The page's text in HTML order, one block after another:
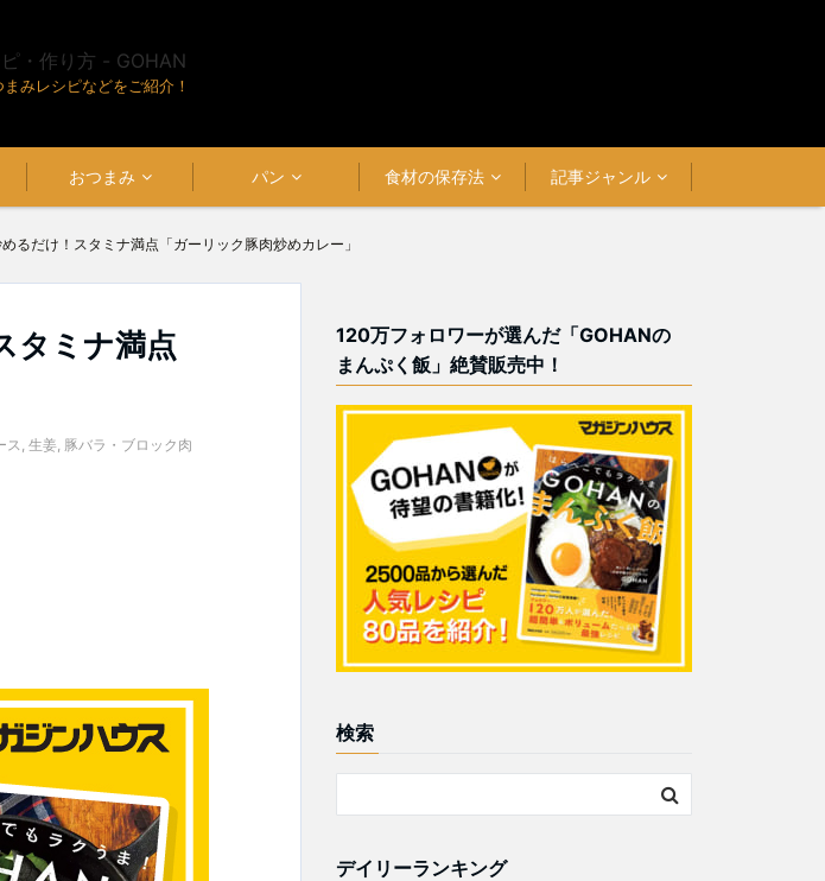
みレシピなどをご紹介！
おつまみ パン 食材の保存法 記事ジャンル
るだけ！スタミナ満点「ガーリック豚肉炒めカレー」
タミナ満点
ス, 生姜, 豚バラ・ブロック肉
120万フォロワーが選んだ「GOHANの
まんぷく飯」絶賛販売中！
検索
デイリーランキング